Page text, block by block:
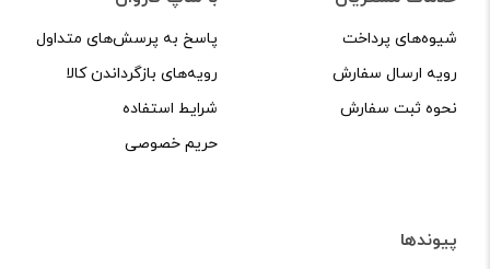
شیوه‌های پرداخت
رویه ارسال سفارش
نحوه ثبت سفارش
پاسخ به پرسش‌های متداول
رویه‌های بازگرداندن کالا
شرایط استفاده
حریم خصوصی
پیوندها